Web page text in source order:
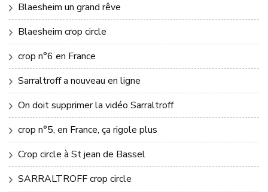
Blaesheim un grand rêve
Blaesheim crop circle
crop n°6 en France
Sarraltroff a nouveau en ligne
On doit supprimer la vidéo Sarraltroff
crop n°5, en France, ça rigole plus
Crop circle à St jean de Bassel
SARRALTROFF crop circle